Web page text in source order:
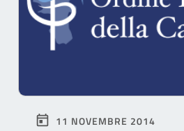
11 NOVEMBRE 2014